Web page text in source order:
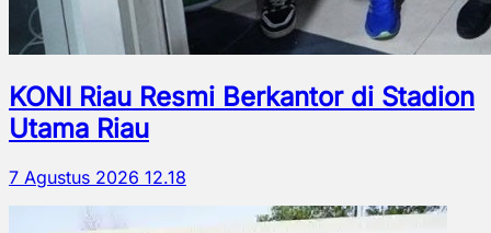
KONI Riau Resmi Berkantor di Stadion
Utama Riau
7 Agustus 2026 12.18